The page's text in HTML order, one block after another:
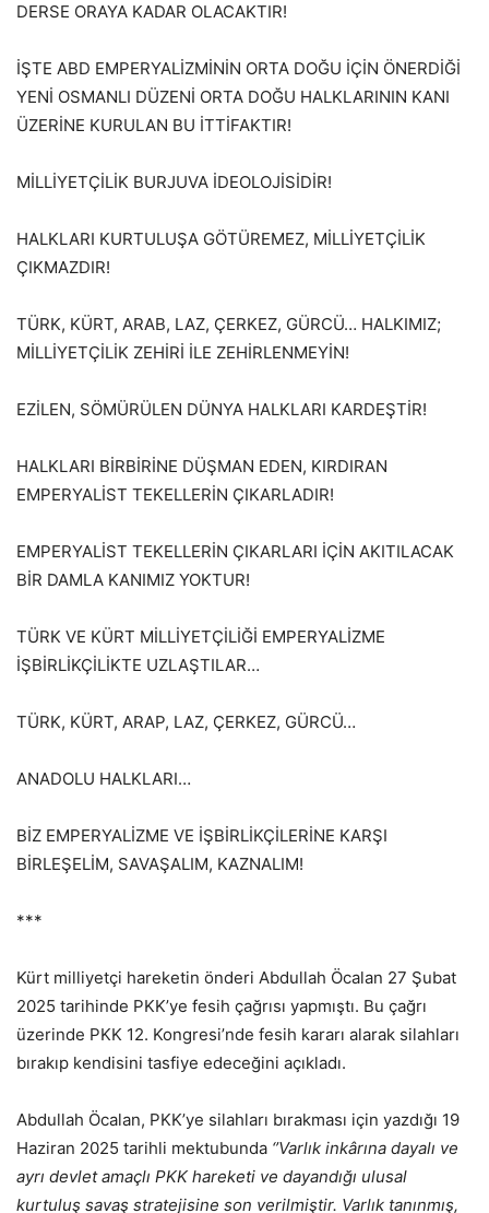
DERSE ORAYA KADAR OLACAKTIR!
İŞTE ABD EMPERYALİZMİNİN ORTA DOĞU İÇİN ÖNERDİĞİ
YENİ OSMANLI DÜZENİ ORTA DOĞU HALKLARININ KANI
ÜZERİNE KURULAN BU İTTİFAKTIR!
MİLLİYETÇİLİK BURJUVA İDEOLOJİSİDİR!
HALKLARI KURTULUŞA GÖTÜREMEZ, MİLLİYETÇİLİK
ÇIKMAZDIR!
TÜRK, KÜRT, ARAB, LAZ, ÇERKEZ, GÜRCÜ… HALKIMIZ;
MİLLİYETÇİLİK ZEHİRİ İLE ZEHİRLENMEYİN!
EZİLEN, SÖMÜRÜLEN DÜNYA HALKLARI KARDEŞTİR!
HALKLARI BİRBİRİNE DÜŞMAN EDEN, KIRDIRAN
EMPERYALİST TEKELLERİN ÇIKARLADIR!
EMPERYALİST TEKELLERİN ÇIKARLARI İÇİN AKITILACAK
BİR DAMLA KANIMIZ YOKTUR!
TÜRK VE KÜRT MİLLİYETÇİLİĞİ EMPERYALİZME
İŞBİRLİKÇİLİKTE UZLAŞTILAR…
TÜRK, KÜRT, ARAP, LAZ, ÇERKEZ, GÜRCÜ…
ANADOLU HALKLARI…
BİZ EMPERYALİZME VE İŞBİRLİKÇİLERİNE KARŞI
BİRLEŞELİM, SAVAŞALIM, KAZNALIM!
***
Kürt milliyetçi hareketin önderi Abdullah Öcalan 27 Şubat
2025 tarihinde PKK’ye fesih çağrısı yapmıştı. Bu çağrı
üzerinde PKK 12. Kongresi’nde fesih kararı alarak silahları
bırakıp kendisini tasfiye edeceğini açıkladı.
Abdullah Öcalan, PKK’ye silahları bırakması için yazdığı 19
Haziran 2025 tarihli mektubunda ‘’Varlık inkârına dayalı ve
ayrı devlet amaçlı PKK hareketi ve dayandığı ulusal
kurtuluş savaş stratejisine son verilmiştir. Varlık tanınmış,